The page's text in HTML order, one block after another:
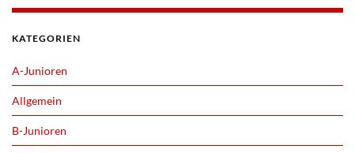
KATEGORIEN
A-Junioren
Allgemein
B-Junioren